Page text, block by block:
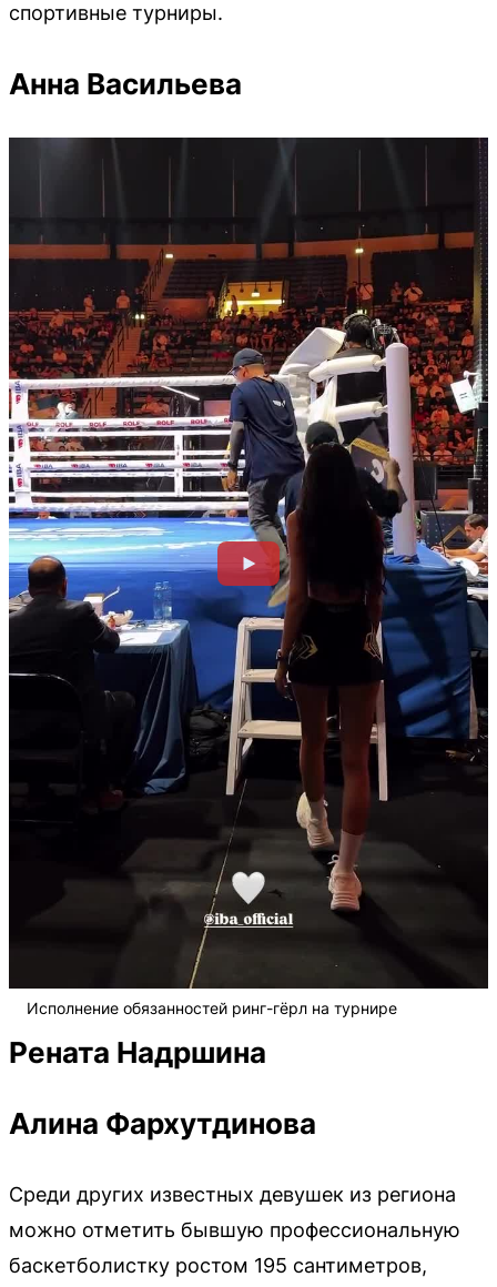
спортивные турниры.
Анна Васильева
Исполнение обязанностей ринг-гёрл на турнире
Рената Надршина
Алина Фархутдинова
Среди других известных девушек из региона
можно отметить бывшую профессиональную
баскетболистку ростом 195 сантиметров,